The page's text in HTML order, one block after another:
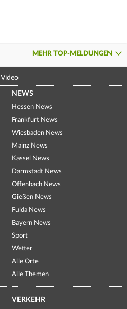
MEHR TOP-MELDUNGEN
Video
NEWS
Hessen News
Frankfurt News
Wiesbaden News
Mainz News
Kassel News
Darmstadt News
Offenbach News
Gießen News
Fulda News
Bayern News
Sport
Wetter
Alle Orte
Alle Themen
VERKEHR